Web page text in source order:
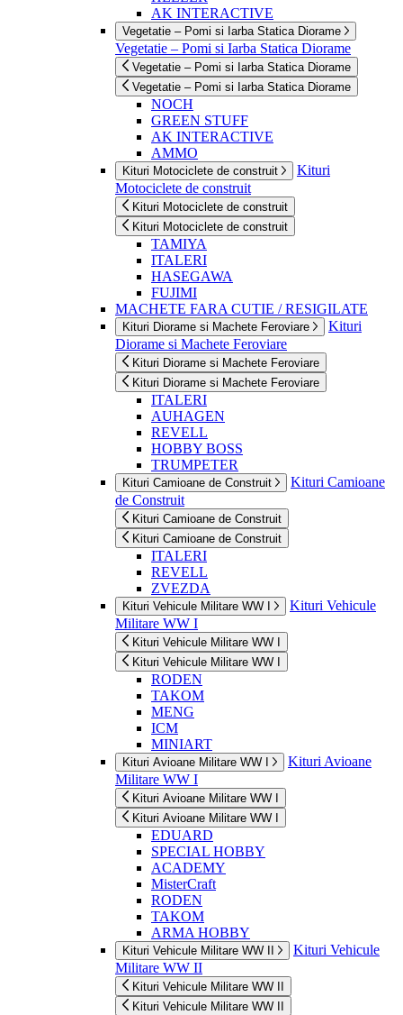
AK INTERACTIVE
Vegetatie – Pomi si Iarba Statica Diorame
Vegetatie – Pomi si Iarba Statica Diorame
Vegetatie – Pomi si Iarba Statica Diorame
Vegetatie – Pomi si Iarba Statica Diorame
NOCH
GREEN STUFF
AK INTERACTIVE
AMMO
Kituri Motociclete de construit
Kituri
Motociclete de construit
Kituri Motociclete de construit
Kituri Motociclete de construit
TAMIYA
ITALERI
HASEGAWA
FUJIMI
MACHETE FARA CUTIE / RESIGILATE
Kituri Diorame si Machete Feroviare
Kituri
Diorame si Machete Feroviare
Kituri Diorame si Machete Feroviare
Kituri Diorame si Machete Feroviare
ITALERI
AUHAGEN
REVELL
HOBBY BOSS
TRUMPETER
Kituri Camioane de Construit
Kituri Camioane
de Construit
Kituri Camioane de Construit
Kituri Camioane de Construit
ITALERI
REVELL
ZVEZDA
Kituri Vehicule Militare WW I
Kituri Vehicule
Militare WW I
Kituri Vehicule Militare WW I
Kituri Vehicule Militare WW I
RODEN
TAKOM
MENG
ICM
MINIART
Kituri Avioane Militare WW I
Kituri Avioane
Militare WW I
Kituri Avioane Militare WW I
Kituri Avioane Militare WW I
EDUARD
SPECIAL HOBBY
ACADEMY
MisterCraft
RODEN
TAKOM
ARMA HOBBY
Kituri Vehicule Militare WW II
Kituri Vehicule
Militare WW II
Kituri Vehicule Militare WW II
Kituri Vehicule Militare WW II